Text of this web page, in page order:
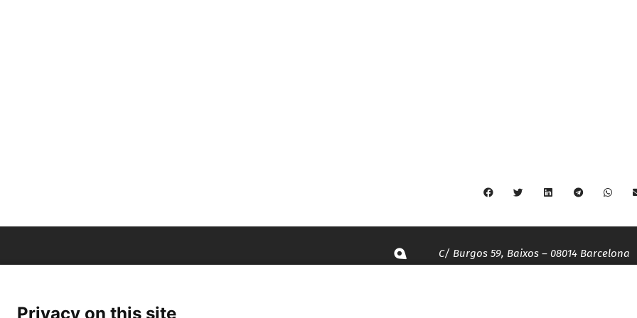
C/ Burgos 59, Baixos – 08014 Barcelona
Privacy on this site